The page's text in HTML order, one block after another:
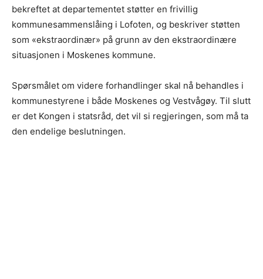
bekreftet at departementet støtter en frivillig
kommunesammenslåing i Lofoten, og beskriver støtten
som «ekstraordinær» på grunn av den ekstraordinære
situasjonen i Moskenes kommune.
Spørsmålet om videre forhandlinger skal nå behandles i
kommunestyrene i både Moskenes og Vestvågøy. Til slutt
er det Kongen i statsråd, det vil si regjeringen, som må ta
den endelige beslutningen.